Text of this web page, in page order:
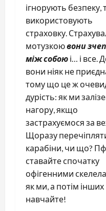
ігнорують безпеку,
використовують
страховку.
мотузкоювони
між собою і… і все.
вони ніяк не
тому що це ж
дурість: як ми
нагору, якщо
застрахуємося за
Щоразу
карабіни, чи що?
ставайте спочатку
офігенними
як ми, а потім інших
навчайте!